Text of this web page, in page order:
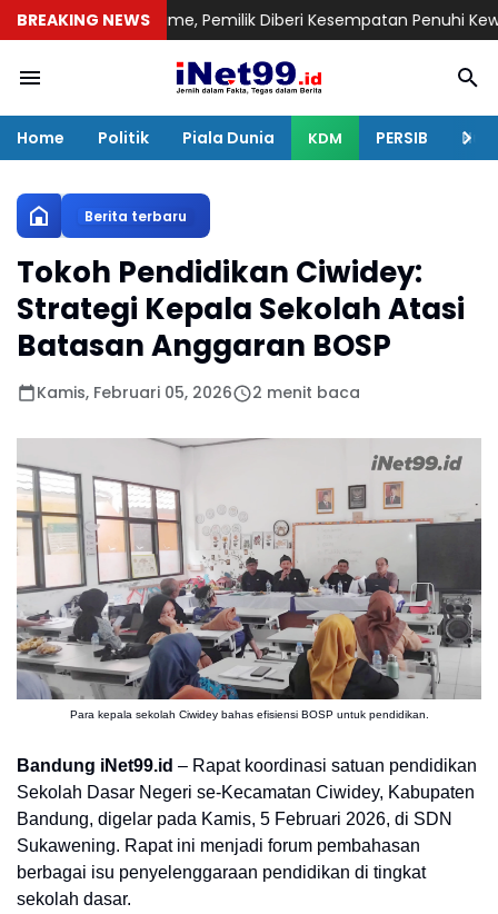
BREAKING NEWS
Reklame, Pemilik Diberi Kesempatan Penuhi Kewajiban
Home Politik Piala Dunia KDM PERSIB
Berita terbaru
Tokoh Pendidikan Ciwidey:
Strategi Kepala Sekolah Atasi
Batasan Anggaran BOSP
Kamis, Februari 05, 2026 2 menit baca
Para kepala sekolah Ciwidey bahas efisiensi BOSP untuk pendidikan.
Bandung iNet99.id – Rapat koordinasi satuan pendidikan
Sekolah Dasar Negeri se-Kecamatan Ciwidey, Kabupaten
Bandung, digelar pada Kamis, 5 Februari 2026, di SDN
Sukawening. Rapat ini menjadi forum pembahasan
berbagai isu penyelenggaraan pendidikan di tingkat
sekolah dasar.